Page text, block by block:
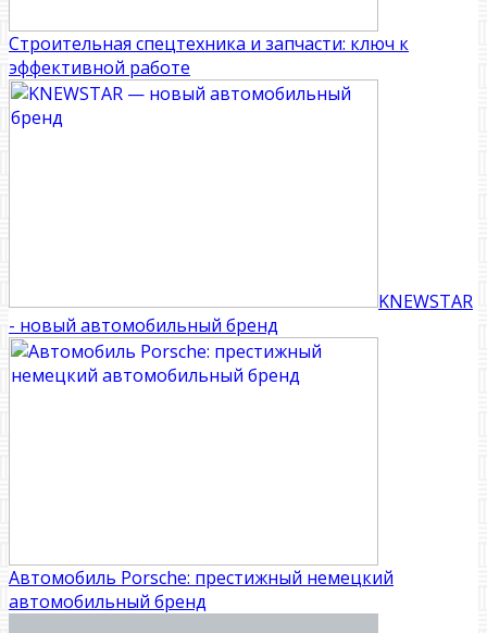
Строительная спецтехника и запчасти: ключ к
эффективной работе
KNEWSTAR
- новый автомобильный бренд
Автомобиль Porsche: престижный немецкий
автомобильный бренд